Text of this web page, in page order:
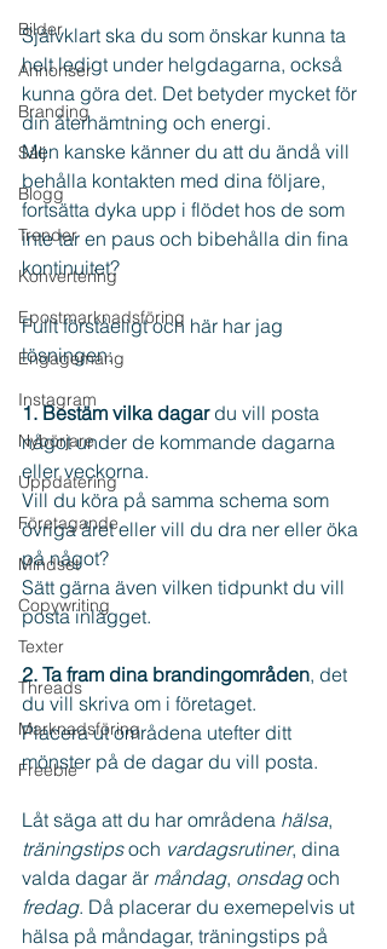
Bilder
Annonser
Branding
Sälj
Blogg
Trender
Konvertering
Epostmarknadsföring
Engagemang
Instagram
Nybörjare
Uppdatering
Företagande
Mindset
Copywriting
Texter
Threads
Marknadsföring
Freebie
Självklart ska du som önskar kunna ta
helt ledigt under helgdagarna, också
kunna göra det. Det betyder mycket för
din återhämtning och energi.
Men kanske känner du att du ändå vill
behålla kontakten med dina följare,
fortsätta dyka upp i flödet hos de som
inte tar en paus och bibehålla din fina
kontinuitet?
Fullt förståeligt och här har jag
lösningen:
1. Bestäm vilka dagar du vill posta
något under de kommande dagarna
eller veckorna.
Vill du köra på samma schema som
övriga året eller vill du dra ner eller öka
på något?
Sätt gärna även vilken tidpunkt du vill
posta inlägget.
2. Ta fram dina brandingområden, det
du vill skriva om i företaget.
Placera ut områdena utefter ditt
mönster på de dagar du vill posta.
Låt säga att du har områdena hälsa,
träningstips och vardagsrutiner, dina
valda dagar är måndag, onsdag och
fredag. Då placerar du exemepelvis ut
hälsa på måndagar, träningstips på